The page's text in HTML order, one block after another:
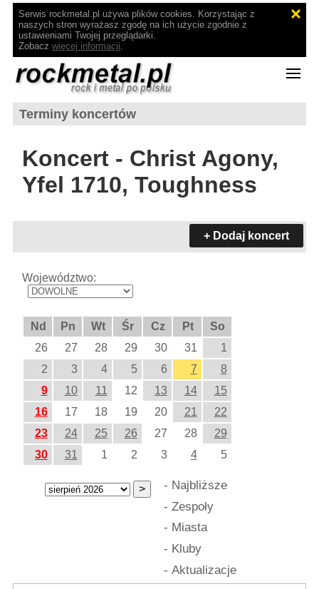
Serwis rockmetal.pl używa plików cookies. Korzystając z
naszych stron wyrażasz zgodę na ich użycie zgodnie z
ustawieniami Twojej przeglądarki.
Zobacz więcej informacji.
Terminy koncertów
Koncert - Christ Agony,
Yfel 1710, Toughness
+ Dodaj koncert
Województwo:
Nd Pn Wt Śr Cz Pt
So
26
27 28 29 30 31
1
2
3 4 5 6 7
8
9
10 11 12 13 14
15
16
17 18 19 20 21
22
23
24 25 26 27 28
29
30
31 1 2 3 4 5
- Najbliższe
- Zespoły
- Miasta
- Kluby
- Aktualizacje